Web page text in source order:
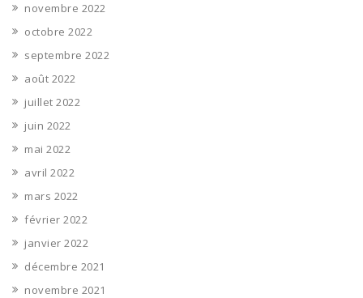
novembre 2022
octobre 2022
septembre 2022
août 2022
juillet 2022
juin 2022
mai 2022
avril 2022
mars 2022
février 2022
janvier 2022
décembre 2021
novembre 2021